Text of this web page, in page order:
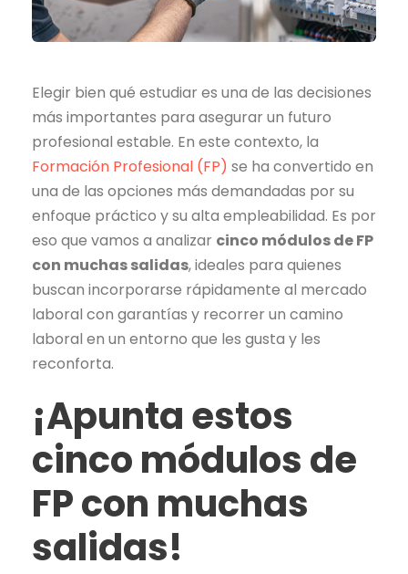
Elegir bien qué estudiar es una de las decisiones
más importantes para asegurar un futuro
profesional estable. En este contexto, la
Formación Profesional (FP) se ha convertido en
una de las opciones más demandadas por su
enfoque práctico y su alta empleabilidad. Es por
eso que vamos a analizar cinco módulos de FP
con muchas salidas, ideales para quienes
buscan incorporarse rápidamente al mercado
laboral con garantías y recorrer un camino
laboral en un entorno que les gusta y les
reconforta.
¡Apunta estos
cinco módulos de
FP con muchas
salidas!